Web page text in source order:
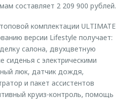
составляет 2 209 900 рублей.
комплектации ULTIMATE
версии Lifestyle получает:
салона, двухцветную
сиденья c электрическими
люк, датчик дождя,
и пакет ассистентов
круиз-контроль, помощь